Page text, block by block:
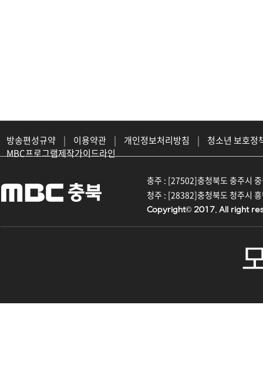
방송편성규약 | 이용약관 | 개인정보처리방침 |
청소년 보호정
MBC프로그램제작가이드라인
충주 : [27502]충청북도 충주시
청주 : [28382]충청북도 청주시
Copyright© 2017. All right